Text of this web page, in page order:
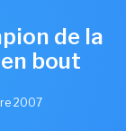
de la
bout
2007